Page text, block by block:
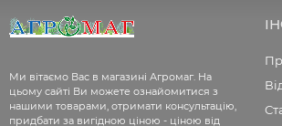
Ми вітаємо Вас в магазині Агромаг. На
цьому сайті Ви можете ознайомитися з
нашими товарами, отримати консультацію,
придбати за вигідною ціною - ціною від